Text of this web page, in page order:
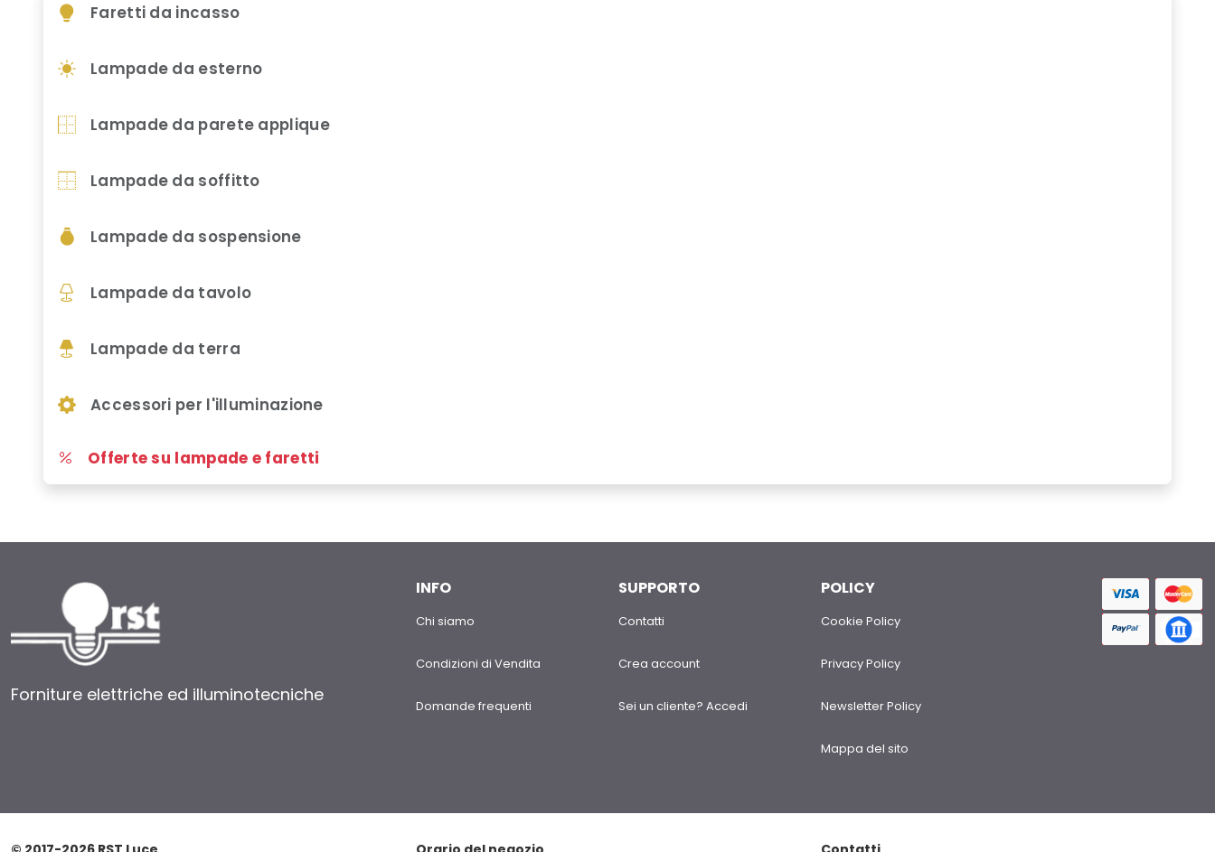
Faretti da incasso
Lampade da esterno
Lampade da parete applique
Lampade da soffitto
Lampade da sospensione
Lampade da tavolo
Lampade da terra
Accessori per l'illuminazione
Offerte su lampade e faretti
Forniture elettriche ed illuminotecniche
INFO
Chi siamo
Condizioni di Vendita
Domande frequenti
SUPPORTO
Contatti
Crea account
Sei un cliente? Accedi
POLICY
Cookie Policy
Privacy Policy
Newsletter Policy
Mappa del sito